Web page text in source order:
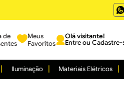
de
Meus
Favoritos
Entre ou Cadastre-
Iluminação Materiais Elétricos